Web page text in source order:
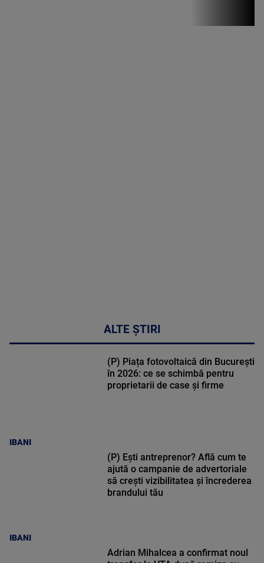
ALTE ȘTIRI
IBANI
(P) Piața fotovoltaică din București
în 2026: ce se schimbă pentru
proprietarii de case și firme
IBANI
(P) Ești antreprenor? Află cum te
ajută o campanie de advertoriale
să crești vizibilitatea și încrederea
brandului tău
Adrian Mihalcea a confirmat noul